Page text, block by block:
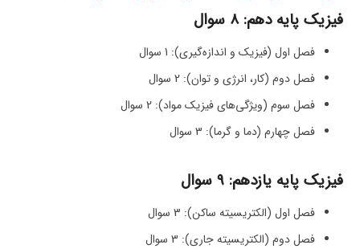
فیزیک پایه دهم: 8 سوال
فصل اول (فیزیک و اندازه‌گیری): 1 سوال
فصل دوم (کار، انرژی و توان): 2 سوال
فصل سوم (ویژگی‌های فیزیک مواد): 2 سوال
فصل چهارم (دما و گرما): 3 سوال
فیزیک پایه یازدهم: 9 سوال
فصل اول (الکتریسیته ساکن): 3 سوال
فصل دوم (الکتریسیته جاری): 3 سوال